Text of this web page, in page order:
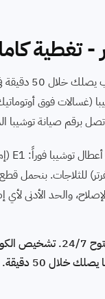
الحي 7، الحي 12 لكل الشوارع
رقم صيانة توشيبا